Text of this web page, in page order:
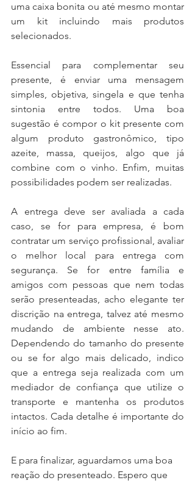
uma caixa bonita ou até mesmo montar
um kit incluindo mais produtos
selecionados.
Essencial para complementar seu
presente, é enviar uma mensagem
simples, objetiva, singela e que tenha
sintonia entre todos. Uma boa
sugestão é compor o kit presente com
algum produto gastronômico, tipo
azeite, massa, queijos, algo que já
combine com o vinho. Enfim, muitas
possibilidades podem ser realizadas.
A entrega deve ser avaliada a cada
caso, se for para empresa, é bom
contratar um serviço profissional, avaliar
o melhor local para entrega com
segurança. Se for entre família e
amigos com pessoas que nem todas
serão presenteadas, acho elegante ter
discrição na entrega, talvez até mesmo
mudando de ambiente nesse ato.
Dependendo do tamanho do presente
ou se for algo mais delicado, indico
que a entrega seja realizada com um
mediador de confiança que utilize o
transporte e mantenha os produtos
intactos. Cada detalhe é importante do
início ao fim.
E para finalizar, aguardamos uma boa
reação do presenteado. Espero que